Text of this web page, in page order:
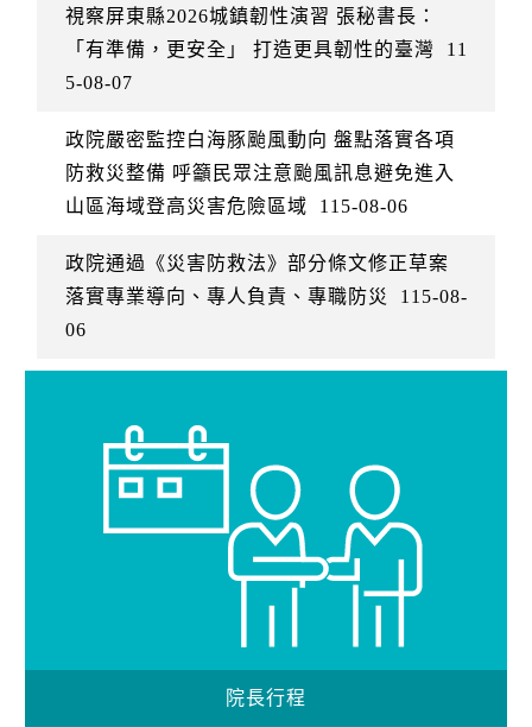
視察屏東縣2026城鎮韌性演習 張秘書長：
「有準備，更安全」 打造更具韌性的臺灣
11
5-08-07
政院嚴密監控白海豚颱風動向 盤點落實各項
防救災整備 呼籲民眾注意颱風訊息避免進入
山區海域登高災害危險區域
115-08-06
政院通過《災害防救法》部分條文修正草案
落實專業導向、專人負責、專職防災
115-08-
06
院長行程